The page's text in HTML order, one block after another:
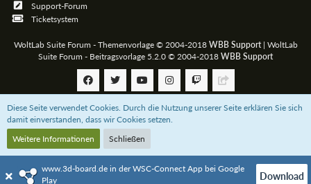
Support-Forum
Ticketsystem
WoltLab Suite Forum - Themenvorlage © 2004-2018 WBB Support| WoltLab
Suite Forum - Beitragsvorlage 5.2.0 © 2004-2018 WBB Support
Community-Software:WoltLab Suite™
Unterstützt das 3D-Board mit einerPaypal-Zahlung oder bestellt über uns bei
Amazon.dewww.3d-board.de in der WSC-Connect App bei Google
Play
Download
Diese Seite verwendet Cookies. Durch die Nutzung unserer Seite erklären Sie sich
damit einverstanden, dass wir Cookies setzen.
Weitere Informationen
Schließen